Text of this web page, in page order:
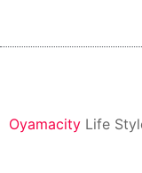
Oyamacity Life